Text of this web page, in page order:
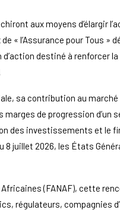
aux moyens d’élargir
« l’Assurance pour Tous »
d’action destiné à renforcer
sa contribution au
marges de progression d’un
des investissements et le
8 juillet 2026, les États
(FANAF), cette
régulateurs, compagnies